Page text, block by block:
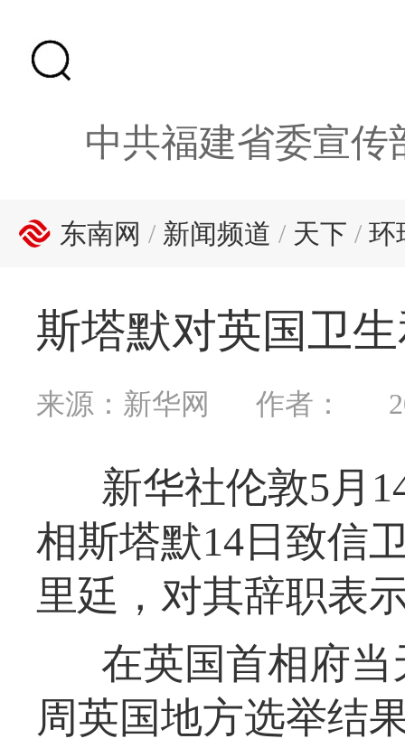
中共福建省委宣传
东南网 / 新闻频道 / 天下 / 环
斯塔默对英国卫
来源：新华网 作者：
新华社伦敦5月
相斯塔默14日致信
里廷，对其辞职表
在英国首相府
周英国地方选举结